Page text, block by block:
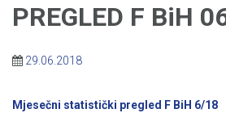
PREGLED F BiH
29.06.2018
Mjesečni statistički pregled F BiH 6/18